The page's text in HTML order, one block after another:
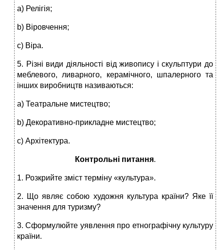
a) Релігія;
b) Віровчення;
c) Віра.
5. Різні види діяльності від живопису і скульптури до
меблевого, ливарного, керамічного, шпалерного та
інших виробництв називаються:
a) Театральне мистецтво;
b) Декоративно-прикладне мистецтво;
c) Архітектура.
Контрольні питання.
1. Розкрийте зміст терміну «культура».
2. Що являє собою художня культура країни? Яке її
значення для туризму?
3. Сформулюйте уявлення про етнографічну культуру
країни.